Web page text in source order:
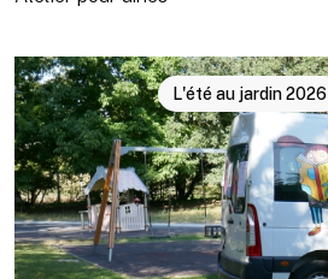
L'été au jardin 2026